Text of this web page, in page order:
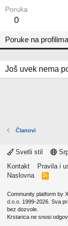
Poruka
0
Poruke na profilima
Još uvek nema
Članovi
Svetli stil
Kontakt
Pravila i
Naslovna
R
Community platform by
d.o.o. 1999-2026. Sva
bez dozvole.
Krstarica ne snosi